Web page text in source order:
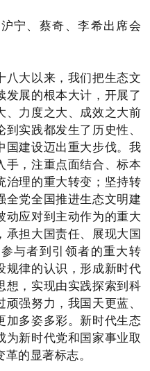
宁、蔡奇、李希出席会
八大以来，我们把生态文
发展的根本大计，开展了
、力度之大、成效之大前
实践都发生了历史性、
国建设迈出重大步伐。我
手，注重点面结合、标本
治理的重大转变；坚持转
全党全国推进生态文明建
动应对到主动作为的重大
承担大国责任、展现大国
与者到引领者的重大转
规律的认识，形成新时代
想，实现由实践探索到科
强努力，我国天更蓝、
加多姿多彩。新时代生态
为新时代党和国家事业取
的显著标志。